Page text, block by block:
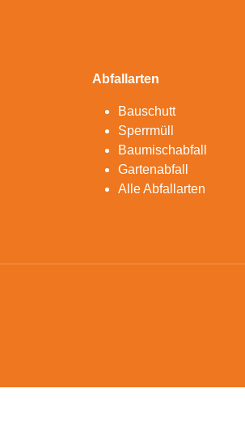
Abfallarten
Bauschutt
Sperrmüll
Baumischabfall
Gartenabfall
Alle Abfallarten